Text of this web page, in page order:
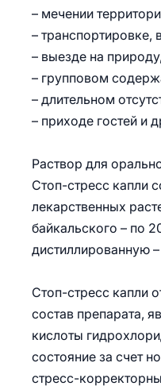
– мечении
– транспортировке,
– выезде на
– групповом
– длительном
– приходе гостей и
Раствор для
Стоп-стресс капли
лекарственных
байкальского – по
дистиллированную
Стоп-стресc капли
состав препарата,
кислоты
состояние за счет
стресс-